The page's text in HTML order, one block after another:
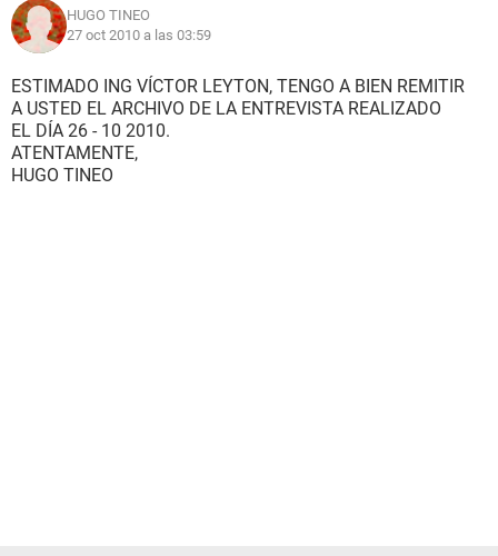
HUGO TINEO
27 oct 2010 a las 03:59
ESTIMADO ING VÍCTOR LEYTON, TENGO A BIEN REMITIR
A USTED EL ARCHIVO DE LA ENTREVISTA REALIZADO
EL DÍA 26 - 10 2010.
ATENTAMENTE,
HUGO TINEO